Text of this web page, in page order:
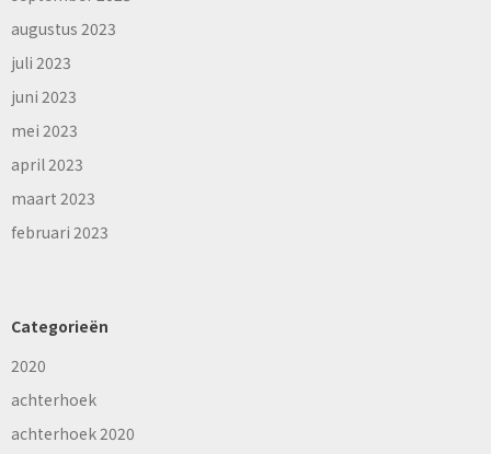
augustus 2023
juli 2023
juni 2023
mei 2023
april 2023
maart 2023
februari 2023
Categorieën
2020
achterhoek
achterhoek 2020